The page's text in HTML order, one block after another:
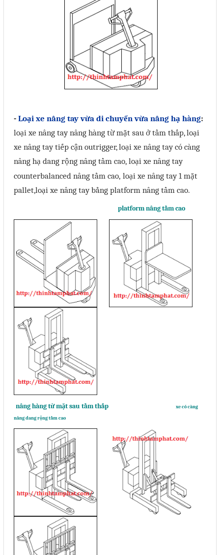
- Loại xe nâng tay vừa di chuyển vừa nâng hạ hàng:
loại xe nâng tay nâng hàng từ mặt sau ở tầm thấp, loại
xe nâng tay tiếp cận outrigger, loại xe nâng tay có càng
nâng hạ dang rộng nâng tầm cao, loại xe nâng tay
counterbalanced nâng tầm cao, loại xe nâng tay 1 mặt
pallet,loại xe nâng tay bằng platform nâng tầm cao.
platform nâng tầm cao
nâng hàng từ mặt sau tầm thấp
xe có càng
nâng dang rộng tầm cao